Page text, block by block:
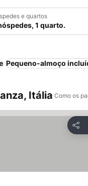
e quartos
1 quarto.
Pequeno-almoço
Itália Como os